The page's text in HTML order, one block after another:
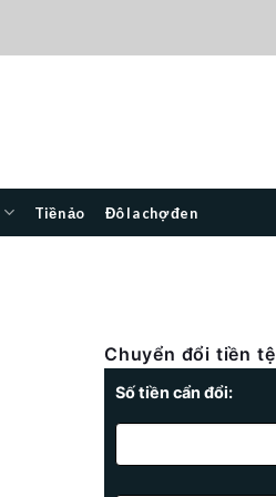
Tiền ảo Đô la chợ đen
Chuyển đổi tiền tệ
Số tiền cẩn đổi: